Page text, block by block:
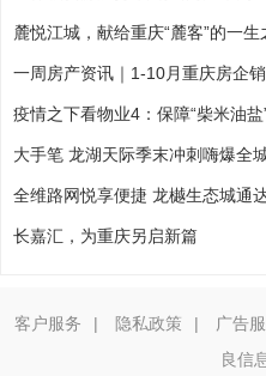
麓悦江城，献给重庆“麓客”的一生
一周房产资讯｜1-10月重庆房企
疫情之下看物业4：保障“柴米油盐
大手笔 龙湖天际季末冲刺嗨爆全
全维路网悦享便捷 龙樾生态城通
长嘉汇，为重庆另启新篇
客户服务 | 隐私政策 | 广告
良信